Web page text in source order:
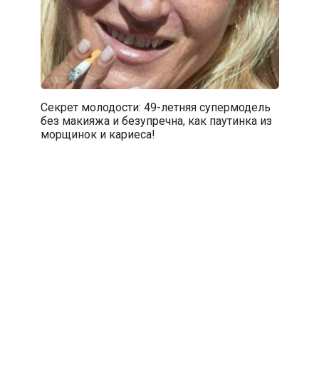
Секрет молодости: 49-летняя супермодель
без макияжа и безупречна, как паутинка из
морщинок и кариеса!